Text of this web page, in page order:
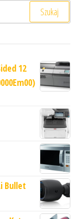
12
Bullet